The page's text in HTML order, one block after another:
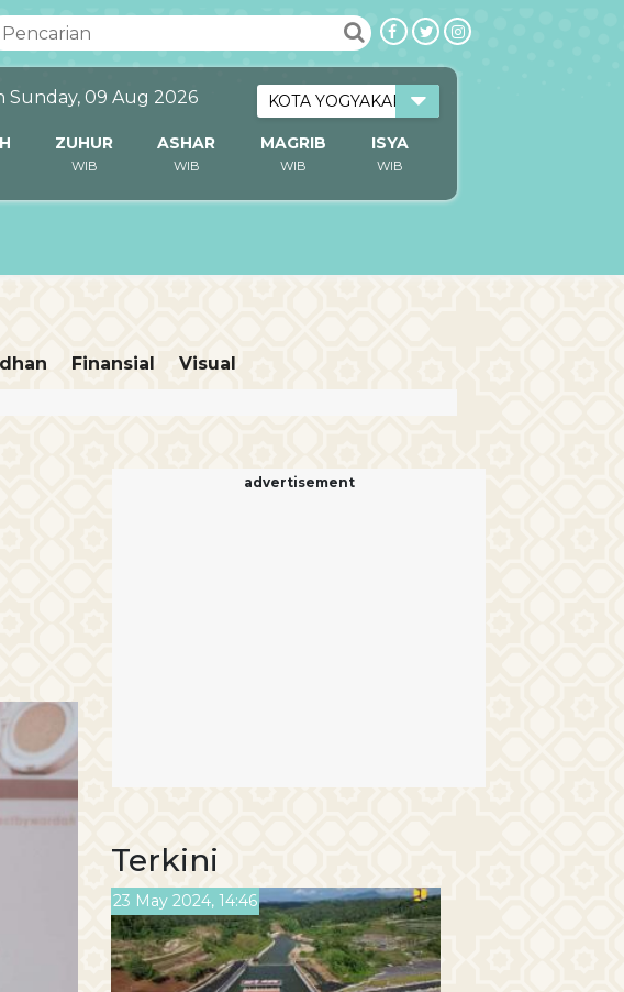
Sunday, 09 Aug 2026
ZUHUR ASHAR MAGRIB ISYA
WIB WIB WIB WIB
Finansial Visual
advertisement
Terkini
23 May 2024, 14:46